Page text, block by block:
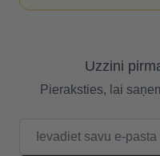
Uzzini
Pieraksties, lai